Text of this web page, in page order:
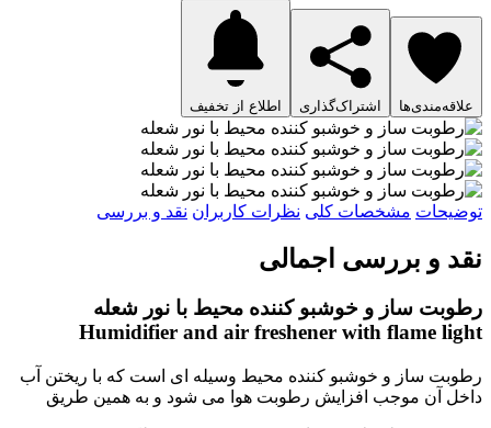
علاقه‌مندی‌ها اشتراک‌گذاری اطلاع از تخفیف
توضیحات مشخصات کلی نظرات کاربران نقد و بررسی
نقد و بررسی اجمالی
رطوبت ساز و خوشبو کننده محیط با نور شعله
Humidifier and air freshener with flame light
رطوبت ساز و خوشبو کننده محیط وسیله ای است که با ریختن آب
داخل آن موجب افزایش رطوبت هوا می شود و به همین طریق